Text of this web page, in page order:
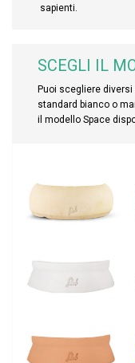
sapienti.
SCEGLI IL
Puoi scegliere
standard bianco o
il modello Space